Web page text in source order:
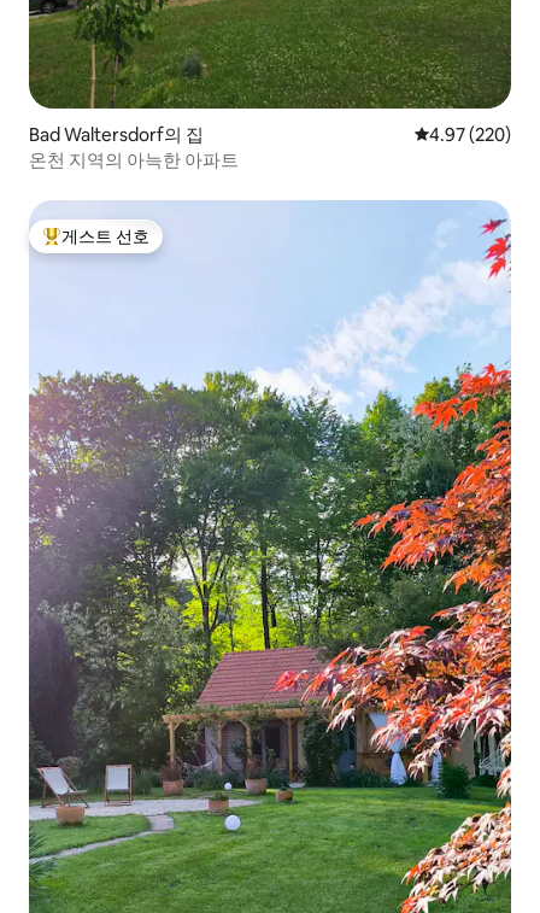
Bad Waltersdorf의 집 평점 4.97점(5
4.97 (220)
온천 지역의 아늑한 아파트
상위 게스트 선호
게스트 선호